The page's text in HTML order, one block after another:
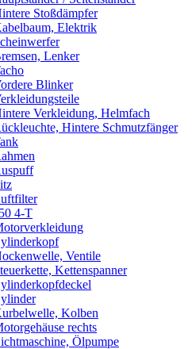
Stoßdämpfer
Elektrik
Lenker
Blinker
Verkleidung, Helmfach
Hintere Schmutzfänger
4-T
Ventile
Kettenspanner
Kolben
rechts
Ölpumpe